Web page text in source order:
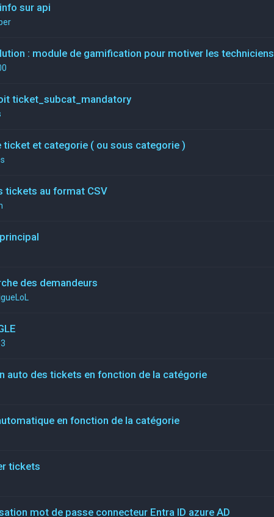
sur api
: module de gamification pour motiver les techniciens
ticket_subcat_mandatory
ticket et categorie ( ou sous categorie )
tickets au format CSV
des demandeurs
auto des tickets en fonction de la catégorie
en fonction de la catégorie
tickets
mot de passe connecteur Entra ID azure AD